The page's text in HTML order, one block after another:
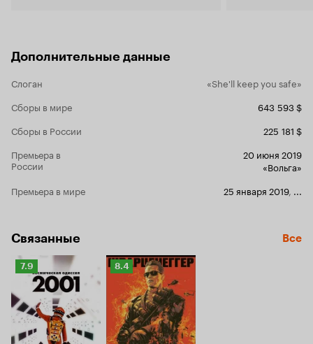
внимание
Дополнительные данные
Слоган
«She'll keep you safe»
Сборы в мире
643 593 $
Сборы в России
225 181 $
Премьера в
России
20 июня 2019
«Вольга»
Премьера в мире
25 января 2019,
Связанные Все
Рейтинг
Кинопоиска
7.9
Рейтинг
Кинопоиска
8.4
8.4